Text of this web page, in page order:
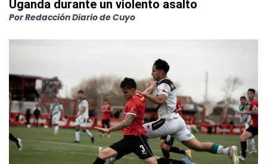
Uganda durante un violento asalto
PorRedacción Diario de Cuyo